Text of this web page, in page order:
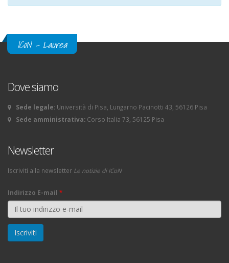
ICoN - Laurea
Dove siamo
Sede legale: Università di Pisa, Lungarno Pacinotti 43, 56126 Pisa
Sede amministrativa: Corso Italia 73, 56125 Pisa
Newsletter
Iscriviti alla newsletter Le notizie di ICoN
Indirizzo E-mail *